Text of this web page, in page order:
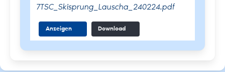
7TSC_Skisprung_Lauscha_240224.pdf
Anzeigen Download